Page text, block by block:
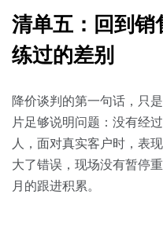
清单五：回到
练过的差别
降价谈判的第一句话，只
片足够说明问题：没有经
人，面对真实客户时，表
大了错误，现场没有暂停
月的跟进积累。